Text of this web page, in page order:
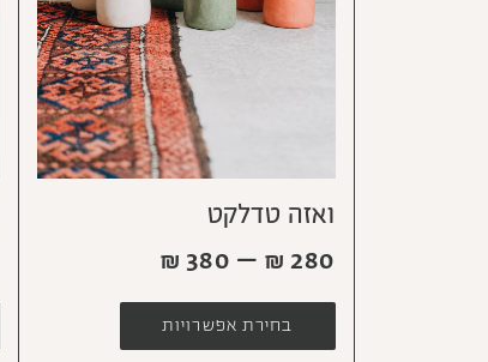
ואזה טדלקט
₪ 280
–
₪ 380
בחירת אפשרויות